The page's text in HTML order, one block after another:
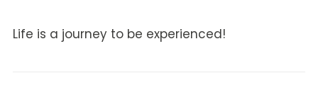
Life is a journey to be experienced!